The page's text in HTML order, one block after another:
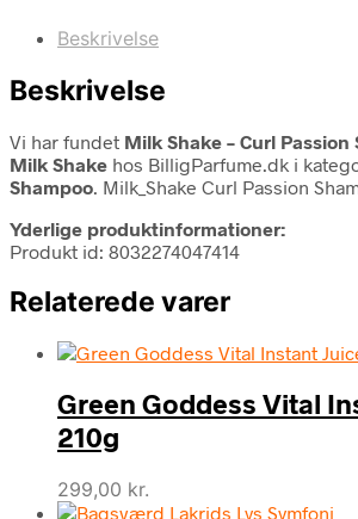
Beskrivelse
Beskrivelse
Vi har fundet Milk Shake – Curl Passion
Milk Shake hos BilligParfume.dk i
Shampoo. Milk_Shake Curl Passion
Yderlige produktinformationer:
Produkt id: 8032274047414
Relaterede varer
Green Goddess Vital
210g
299,00 kr.